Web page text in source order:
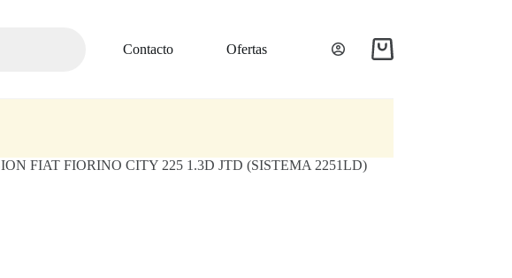
Contacto Ofertas
Carro
FIAT FIORINO CITY 225 1.3D JTD (SISTEMA 2251LD)